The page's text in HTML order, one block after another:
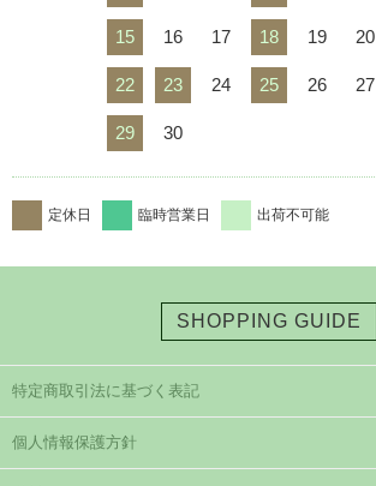
15 16 17 18 19 20
22 23 24 25 26 27
29 30
定休日 臨時営業日 出荷不可能
SHOPPING GUIDE
特定商取引法に基づく表記
個人情報保護方針